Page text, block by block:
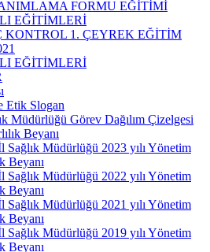
FORMU EĞİTİMİ
EĞİTİMLERİ
KONTROL 1. ÇEYREK EĞİTİM
EĞİTİMLERİ
Etik Slogan
Müdürlüğü Görev Dağılım Çizelgesi
Beyanı
Sağlık Müdürlüğü 2023 yılı Yönetim
Beyanı
Sağlık Müdürlüğü 2022 yılı Yönetim
Beyanı
Sağlık Müdürlüğü 2021 yılı Yönetim
Beyanı
Sağlık Müdürlüğü 2019 yılı Yönetim
Beyanı